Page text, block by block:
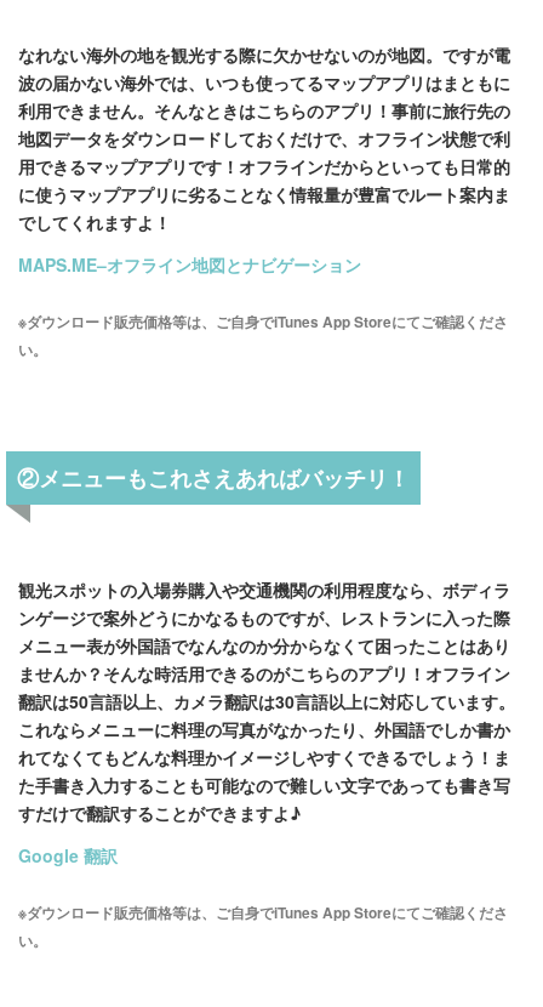
なれない海外の地を観光する際に欠かせないのが地図。ですが電
波の届かない海外では、いつも使ってるマップアプリはまともに
利用できません。そんなときはこちらのアプリ！事前に旅行先の
地図データをダウンロードしておくだけで、オフライン状態で利
用できるマップアプリです！オフラインだからといっても日常的
に使うマップアプリに劣ることなく情報量が豊富でルート案内ま
でしてくれますよ！
MAPS.ME–オフライン地図とナビゲーション
※ダウンロード販売価格等は、ご自身でiTunes App Storeにてご確認くださ
い。
②メニューもこれさえあればバッチリ！
観光スポットの入場券購入や交通機関の利用程度なら、ボディラ
ンゲージで案外どうにかなるものですが、レストランに入った際
メニュー表が外国語でなんなのか分からなくて困ったことはあり
ませんか？そんな時活用できるのがこちらのアプリ！オフライン
翻訳は50言語以上、カメラ翻訳は30言語以上に対応しています。
これならメニューに料理の写真がなかったり、外国語でしか書か
れてなくてもどんな料理かイメージしやすくできるでしょう！ま
た手書き入力することも可能なので難しい文字であっても書き写
すだけで翻訳することができますよ♪
Google 翻訳
※ダウンロード販売価格等は、ご自身でiTunes App Storeにてご確認くださ
い。